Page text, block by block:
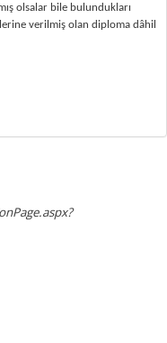
olsalar bile bulundukları
verilmiş olan diploma dâhil